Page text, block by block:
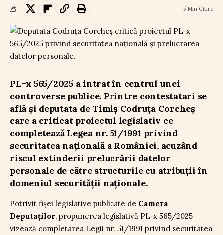
5 Min Citire
PL-x 565/2025 a intrat în centrul unei
controverse publice. Printre contestatari se
află și deputata de Timiș Codruța Corcheș
care a criticat proiectul legislativ ce
completează Legea nr. 51/1991 privind
securitatea națională a României, acuzând
riscul extinderii prelucrării datelor
personale de către structurile cu atribuții în
domeniul securității naționale.
Potrivit fișei legislative publicate de Camera
Deputaților, propunerea legislativă PL-x 565/2025
vizează completarea Legii nr. 51/1991 privind securitatea